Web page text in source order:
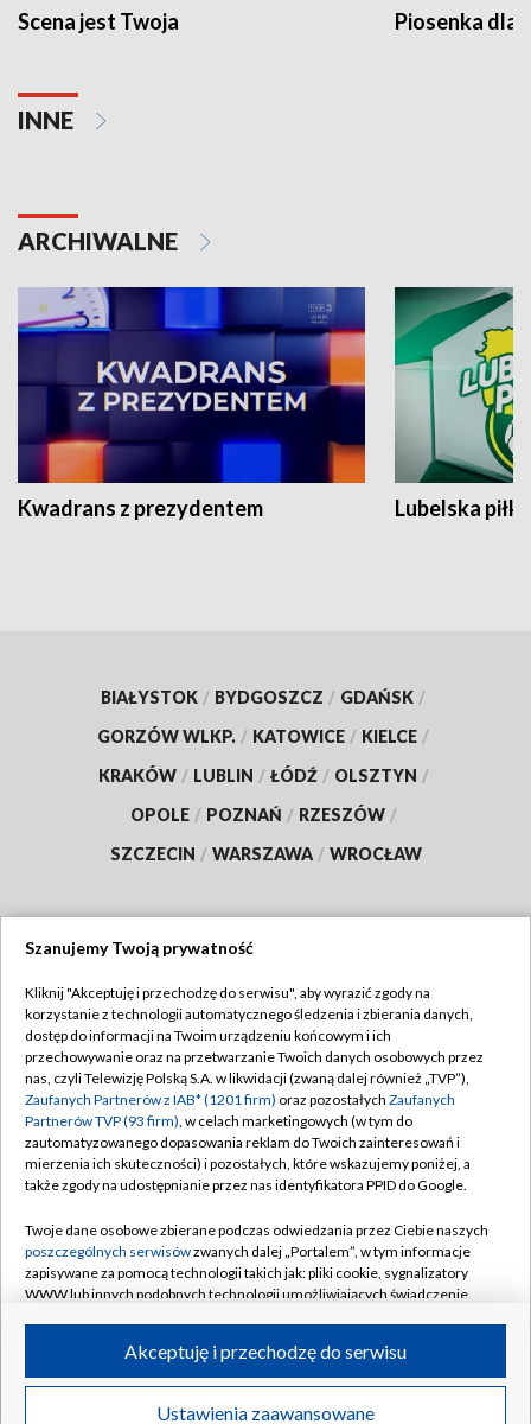
Scena jest Twoja Piosenka dla
INNE
ARCHIWALNE
Kwadrans z prezydentem Lubelska piłka
BIAŁYSTOK / BYDGOSZCZ / GDAŃSK /
GORZÓW WLKP. / KATOWICE / KIELCE /
KRAKÓW / LUBLIN / ŁÓDŹ / OLSZTYN /
OPOLE / POZNAŃ / RZESZÓW /
SZCZECIN / WARSZAWA / WROCŁAW
TVP
Abonament TVP
Emisja w TVP
Centrum informacji TVP
Naziemna Telewizja Cyfrowa
Rada Programowa
System NOS
Informacje o nadawcy
Program dla prasy
Regulamin TVP
Polityka prywatności
Moje zgody
Pomoc
Kontakt
Kanały
©2026 Telewizja Polska S.A. w likwidacji
Szanujemy Twoją prywatność
Kliknij "Akceptuję i przechodzę do serwisu", aby wyrazić zgody na
korzystanie z technologii automatycznego śledzenia i zbierania danych,
dostęp do informacji na Twoim urządzeniu końcowym i ich
przechowywanie oraz na przetwarzanie Twoich danych osobowych przez
nas, czyli Telewizję Polską S.A. w likwidacji (zwaną dalej również „TVP”),
Zaufanych Partnerów z IAB* (1201 firm) oraz pozostałych Zaufanych
Partnerów TVP (93 firm), w celach marketingowych (w tym do
zautomatyzowanego dopasowania reklam do Twoich zainteresowań i
mierzenia ich skuteczności) i pozostałych, które wskazujemy poniżej, a
także zgody na udostępnianie przez nas identyfikatora PPID do Google.
Twoje dane osobowe zbierane podczas odwiedzania przez Ciebie naszych
poszczególnych serwisówzwanych dalej „Portalem”, w tym informacje
zapisywane za pomocą technologii takich jak: pliki cookie, sygnalizatory
WWW lub innych podobnych technologii umożliwiających świadczenie
ruchu w Internecie.
Twoje dane osobowe zbierane podczas odwiedzania przez Ciebie
Ustawienia zaawansowane
Akceptuję i przechodzę do serwisu